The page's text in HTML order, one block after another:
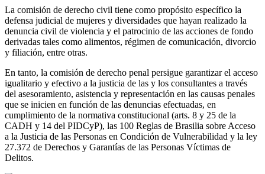
La comisión de derecho civil tiene como propósito específico la
defensa judicial de mujeres y diversidades que hayan realizado la
denuncia civil de violencia y el patrocinio de las acciones de fondo
derivadas tales como alimentos, régimen de comunicación, divorcio
y filiación, entre otras.
En tanto, la comisión de derecho penal persigue garantizar el acceso
igualitario y efectivo a la justicia de las y los consultantes a través
del asesoramiento, asistencia y representación en las causas penales
que se inicien en función de las denuncias efectuadas, en
cumplimiento de la normativa constitucional (arts. 8 y 25 de la
CADH y 14 del PIDCyP), las 100 Reglas de Brasilia sobre Acceso
a la Justicia de las Personas en Condición de Vulnerabilidad y la ley
27.372 de Derechos y Garantías de las Personas Víctimas de
Delitos.